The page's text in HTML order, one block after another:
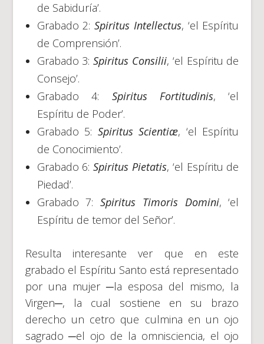
de Sabiduría’.
Grabado 2:Spiritus Intellectus, ‘el Espíritu
de Comprensión’.
Grabado 3:Spiritus Consilii, ‘el Espíritu de
Consejo’.
Grabado 4: Spiritus Fortitudinis, ‘el
Espíritu de Poder’.
Grabado 5: Spiritus Scientiæ, ‘el Espíritu
de Conocimiento’.
Grabado 6:Spiritus Pietatis, ‘el Espíritu de
Piedad’.
Grabado 7:Spiritus Timoris Domini, ‘el
Espíritu de temor del Señor’.
Resulta interesante ver que en este
grabado el Espíritu Santo está representado
por una mujer ─la esposa del mismo, la
Virgen─, la cual sostiene en su brazo
derecho un cetro que culmina en un ojo
sagrado ─el ojo de la omnisciencia, el ojo